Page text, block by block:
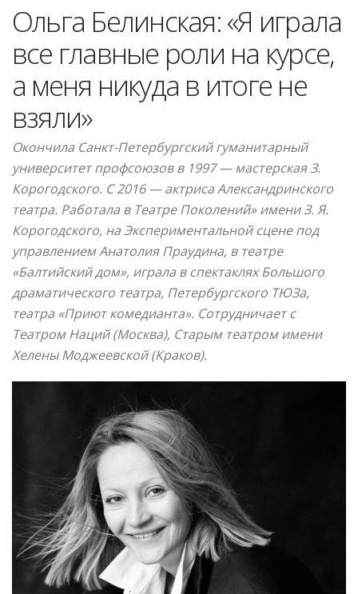
Ольга Белинская: «Я играла
все главные роли на курсе,
а меня никуда в итоге не
взяли»
Окончила Санкт-Петербургский гуманитарный
университет профсоюзов в 1997 — мастерская З.
Корогодского. С 2016 — актриса Александринского
театра. Работала в Театре Поколений» имени З. Я.
Корогодского, на Экспериментальной сцене под
управлением Анатолия Праудина, в театре
«Балтийский дом», играла в спектаклях Большого
драматического театра, Петербургского ТЮЗа,
театра «Приют комедианта». Сотрудничает с
Театром Наций (Москва), Старым театром имени
Хелены Моджеевской (Краков).